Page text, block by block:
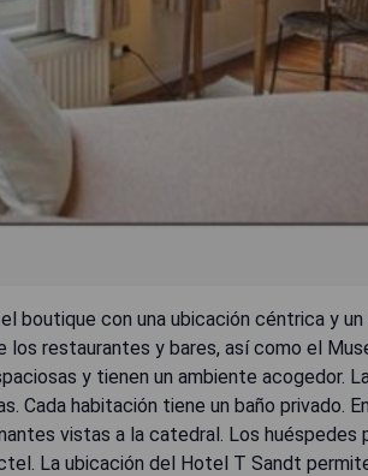
boutique con una ubicación céntrica y
los restaurantes y bares, así como el
y tienen un ambiente acogedor.
Cada habitación tiene un baño privado.
vistas a la catedral. Los huéspedes
La ubicación del Hotel T Sandt